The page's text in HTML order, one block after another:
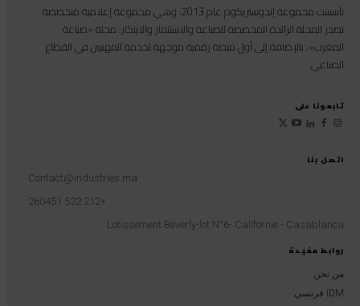
روابط مفيدة
من نحن
IDM فرنسي
اتصل بنا
Contact@industries.ma
+212 522 260451
Lotissement Beverly-lot N°6- Californie - Casablanca
تأسست مجموعة إندوستريكوم عام 2013، وهي مجموعة إعلامية متخصصة
تصدر المجلة الرائدة المخصصة للصناعة والاستثمار والابتكار: مجلة «صناعة
المغرب»، بالإضافة إلى أول منصة رقمية موجهة لخدمة المهنيين في القطاع
الصناعي.
تابعونا على